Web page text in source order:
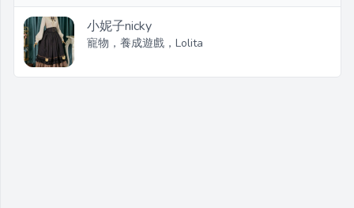
小妮子nicky
寵物，養成遊戲，Lolita